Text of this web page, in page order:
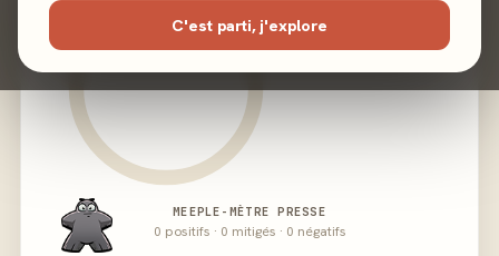
C'est parti, j'explore
MEEPLE-MÈTRE PRESSE
0 positifs · 0 mitigés · 0 négatifs